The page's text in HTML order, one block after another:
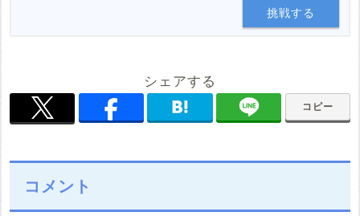
挑戦する
シェアする
コピー
コメント